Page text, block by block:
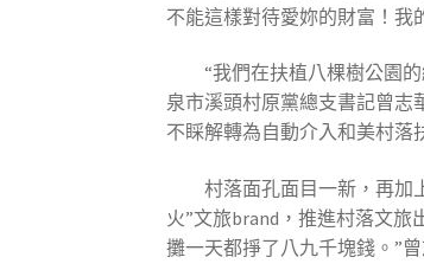
不能這樣對待愛妳的財富！我
“我們在扶植八棵樹公園
泉市溪頭村原黨總支書記曾志
不睬解轉為自動介入和美村落
村落面孔面目一新，再加
火”文旅brand，推進村落文旅
攤一天都掙了八九千塊錢。”曾